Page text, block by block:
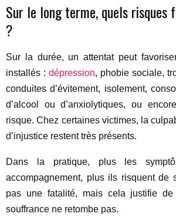
Sur le long terme, quels
?
Sur la durée, un attentat peut
installés : dépression, phobie sociale,
conduites d’évitement, isolement,
d’alcool ou d’anxiolytiques, ou
risque. Chez certaines victimes, la
d’injustice restent très présents.
Dans la pratique, plus les
accompagnement, plus ils risquent de
pas une fatalité, mais cela justifie
souffrance ne retombe pas.